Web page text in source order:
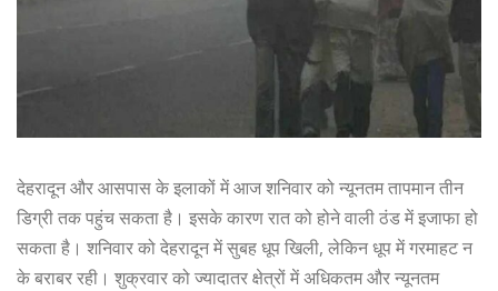
देहरादून और आसपास के इलाकों में आज शनिवार को न्यूनतम तापमान तीन
डिग्री तक पहुंच सकता है। इसके कारण रात को होने वाली ठंड में इजाफा हो
सकता है। शनिवार को देहरादून में सुबह धूप खिली, लेकिन धूप में गरमाहट न
के बराबर रही। शुक्रवार को ज्यादातर क्षेत्रों में अधिकतम और न्यूनतम